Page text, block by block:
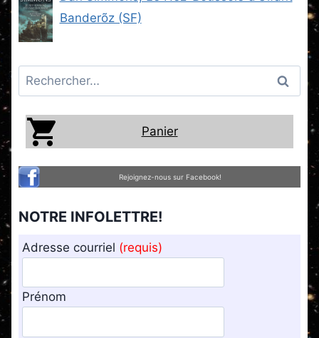
Banderõz (SF)
Rechercher :
Panier
Rejoignez-nous sur Facebook!
NOTRE INFOLETTRE!
Adresse courriel (requis)
Prénom